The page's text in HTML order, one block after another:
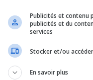
Publicités et contenu
publicités et du
services
Stocker et/ou
En savoir plus